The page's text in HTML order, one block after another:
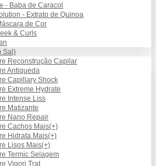
- Baba de Caracol
- Extrato de Quinoa
de Cor
& Curls
Sal)
Reconstrução Capilar
Antiqueda
Capillary Shock
Extreme Hydrate
Intense Liss
Matizante
Nano Repair
Cachos Mais(+)
Hidrata Mais(+)
Lisos Mais(+)
Termic Selagem
Vigori Trat